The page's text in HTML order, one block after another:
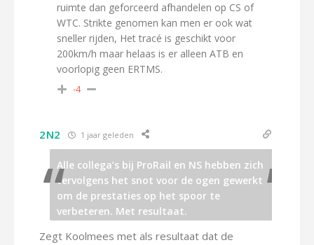
ruimte dan geforceerd afhandelen op CS of
WTC. Strikte genomen kan men er ook wat
sneller rijden, Het tracé is geschikt voor
200km/h maar helaas is er alleen ATB en
voorlopig geen ERTMS.
-4
2N2 1 jaar geleden
Alle collega’s bij ProRail en NS hebben zich
vervolgens het snot voor de ogen gewerkt
om de prestaties op het spoor te
verbeteren. Met resultaat.
Zegt Koolmees met als resultaat dat de